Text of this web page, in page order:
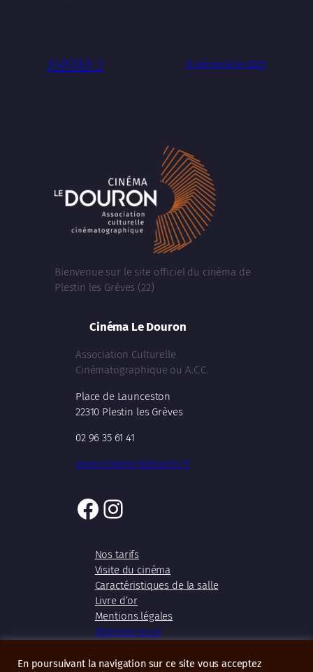
AVATAR 3 15 décembre 2025
Bienvenue sur le site officiel du cinéma de
Plestin les Grèves (22)
Cinéma Le Douron
Association Culturelle
Cinématographique ou A.C.C.
Place de Launceston
22310 Plestin les Grèves
02 96 35 61 41
www.cinema-ledouron.fr
Facebook
Instagram
Nos tarifs
Visite du cinéma
Caractéristiques de la salle
Livre d’or
Mentions légales
Abonnez-vous
En poursuivant la navigation sur ce site vous acceptez